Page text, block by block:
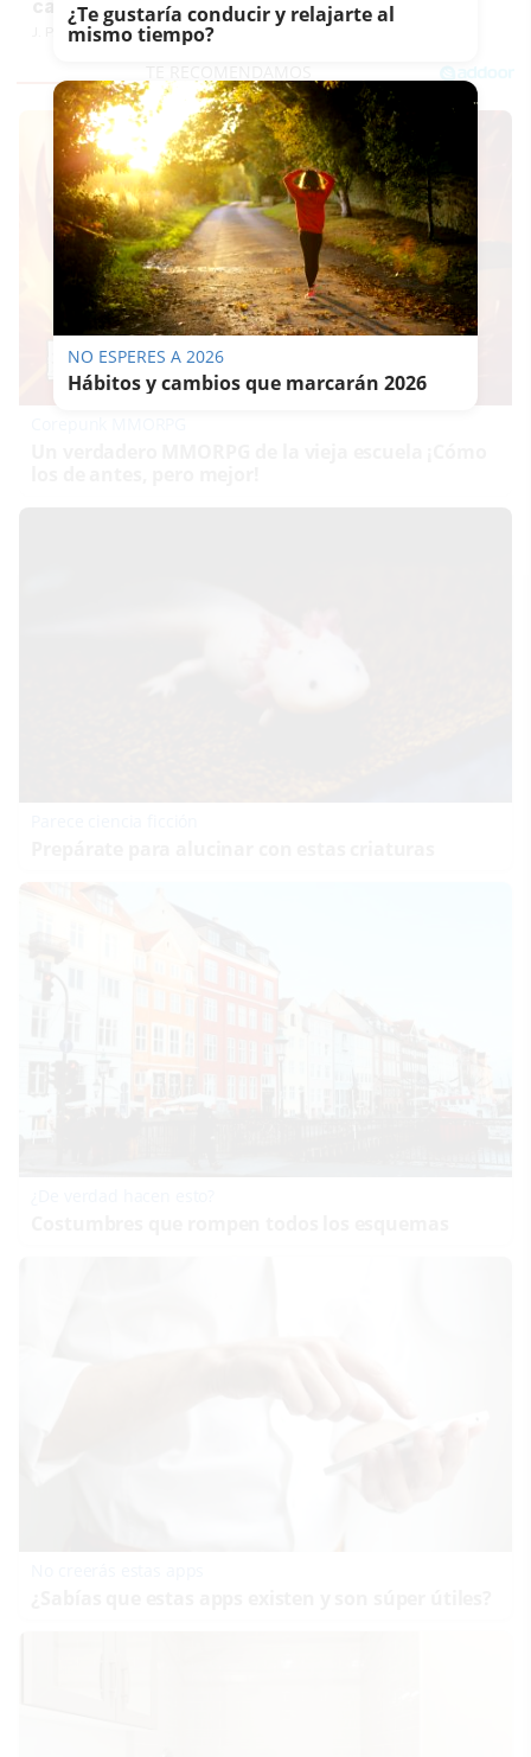
capacidad de lo previsto
J. P. LOZANO
¿Te gustaría conducir y relajarte al
mismo tiempo?
NO ESPERES A 2026
Hábitos y cambios que marcarán 2026